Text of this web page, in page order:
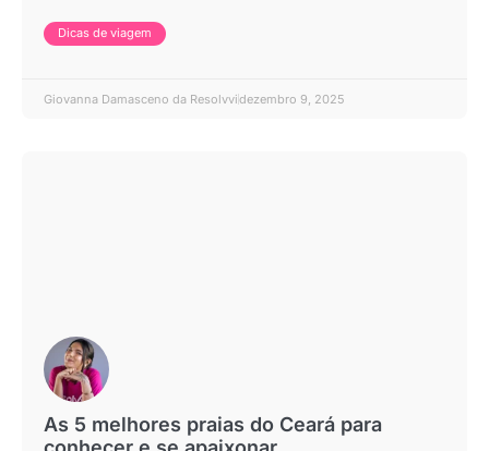
Dicas de viagem
Giovanna Damasceno da Resolvvidezembro 9, 2025
As 5 melhores praias do Ceará para